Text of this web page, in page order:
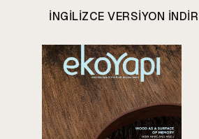
INGILIZCE VERSIYON INDIR